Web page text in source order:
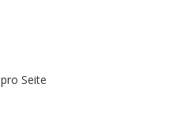
pro Seite